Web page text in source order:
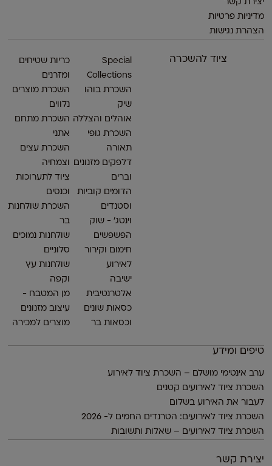
יצירת קשר
מדיניות פרטיות
הצהרת נגישות
ציוד להשכרה
Special
Collections
השכרת בוהו
שיק
אוהלים והצללה
השכרת גופי
תאורה
דלפקים מזנונים
וברים
הדומים קוביות
וסטנדים
וינטג׳ - שוק
הפשפשים
חימום וקירור
לאירוע
ישיבה
אלטרנטיבית
כסאות שונים
וכסאות בר
כריות שטיחים
ומזרנים
השכרת מוצרים
נלווים
השכרת מתחם
אתני
השכרת עצים
וצמחיה
ציוד לתערוכות
וכנסים
השכרת שולחנות
בר
שולחנות נמוכים
סלוניים
שולחנות עץ
וקפה
מן המטבח -
עיצוב מזנונים
מוצרים למכירה
טיפים ומידע
ערב אינטימי מושלם – השכרת ציוד לאירוע
השכרת ציוד לאירועים קטנים
לעבור את האירוע בשלום
השכרת ציוד לאירועים: הטרנדים החמים ל- 2026
השכרת ציוד לאירועים – שאלות ותשובות
יצירת קשר